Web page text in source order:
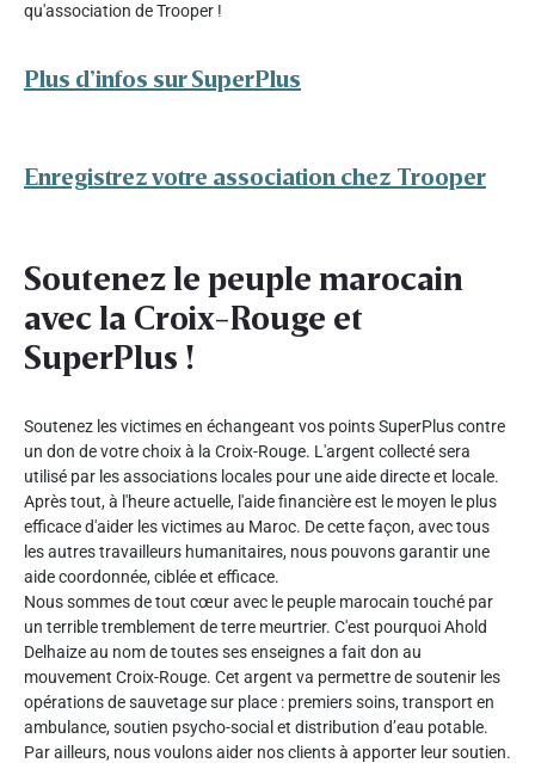
qu'association de Trooper !
Plus d’infos sur SuperPlus
Enregistrez votre association chez Trooper
Soutenez le peuple marocain
avec la Croix-Rouge et
SuperPlus !
Soutenez les victimes en échangeant vos points SuperPlus contre
un don de votre choix à la Croix-Rouge. L'argent collecté sera
utilisé par les associations locales pour une aide directe et locale.
Après tout, à l'heure actuelle, l'aide financière est le moyen le plus
efficace d'aider les victimes au Maroc. De cette façon, avec tous
les autres travailleurs humanitaires, nous pouvons garantir une
aide coordonnée, ciblée et efficace.
Nous sommes de tout cœur avec le peuple marocain touché par
un terrible tremblement de terre meurtrier. C'est pourquoi Ahold
Delhaize au nom de toutes ses enseignes a fait don au
mouvement Croix-Rouge. Cet argent va permettre de soutenir les
opérations de sauvetage sur place : premiers soins, transport en
ambulance, soutien psycho-social et distribution d’eau potable.
Par ailleurs, nous voulons aider nos clients à apporter leur soutien.